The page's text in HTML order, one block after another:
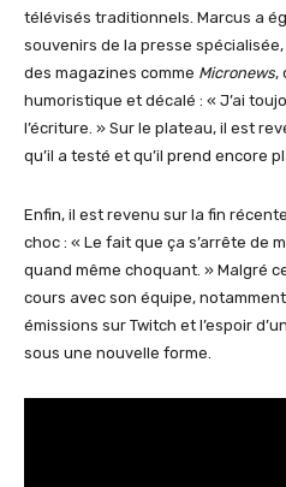
télévisés traditionnels. Marcus a
souvenirs de la presse
des magazines comme Micronews,
humoristique et décalé : « J’ai
l’écriture. » Sur le plateau, il est
qu’il a testé et qu’il prend encore
Enfin, il est revenu sur la fin
choc : « Le fait que ça s’arrête de
quand même choquant. » Malgré
cours avec son équipe,
émissions sur Twitch et l’espoir
sous une nouvelle forme.